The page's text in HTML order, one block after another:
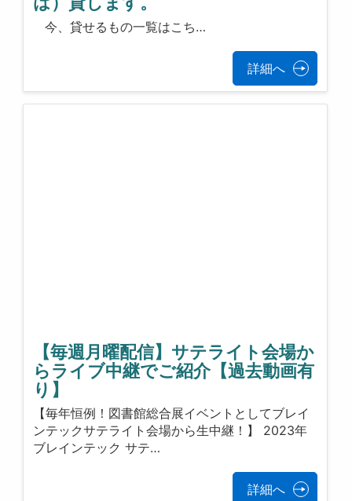
今、貸せるもの一覧はこち…
詳細へ
【毎週月曜配信】サテライト会場か
らライブ中継でご紹介【過去動画有
り】
【毎年恒例！図書館総合展イベントとしてブレイ
ンテックサテライト会場から生中継！】 2023年
ブレインテック サテ…
詳細へ